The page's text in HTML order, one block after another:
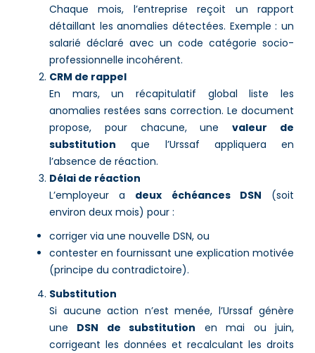
Chaque mois, l’entreprise reçoit un rapport
détaillant les anomalies détectées. Exemple : un
salarié déclaré avec un code catégorie socio-
professionnelle incohérent.
CRM de rappel
En mars, un récapitulatif global liste les
anomalies restées sans correction. Le document
propose, pour chacune, unevaleur de
substitution que l’Urssaf appliquera en
l’absence de réaction.
Délai de réaction
L’employeur a deux échéances DSN (soit
environ deux mois) pour :
corriger via une nouvelle DSN, ou
contester en fournissant une explication motivée
(principe du contradictoire).
Substitution
Si aucune action n’est menée, l’Urssaf génère
une DSN de substitution en mai ou juin,
corrigeant les données et recalculant les droits